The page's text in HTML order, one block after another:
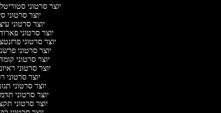
יוצר סרטוני
יוצר סרטוני
יוצר סרטוני
יוצר סרטוני
יוצר סרטוני
יוצר סרטוני
יוצר סרטוני
יוצר סרטוני
יוצר סרטוני
יוצר סרטוני
יוצר סרטוני
יוצר סרטוני